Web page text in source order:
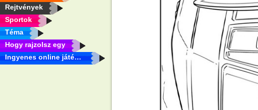
Rejtvények
Sportok
Téma
Hogy rajzolsz egy
Ingyenes online játékok